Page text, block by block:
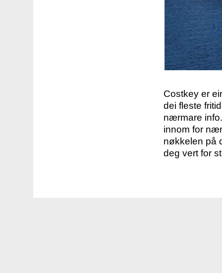
Costkey er
dei fleste
nærmare
innom for
nøkkelen på
deg vert for